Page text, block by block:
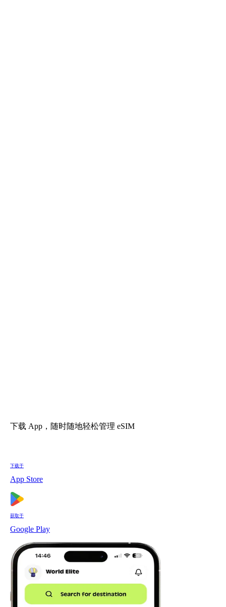
下载 App，随时随地轻松管理 eSIM
下载于
App Store
获取于
Google Play